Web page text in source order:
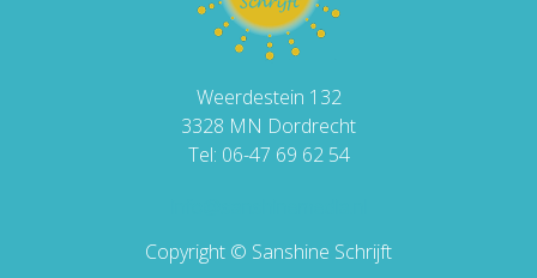
Weerdestein 132
3328 MN Dordrecht
Tel: 06-47 69 62 54
Copyright © Sanshine Schrijft